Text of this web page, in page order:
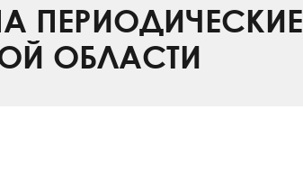
ПЕРИОДИЧЕСКИЕ
ОБЛАСТИ